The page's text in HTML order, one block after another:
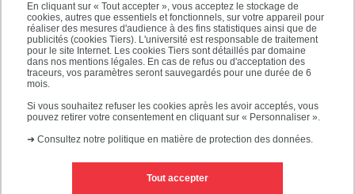
En cliquant sur « Tout accepter », vous acceptez le stockage de
cookies, autres que essentiels et fonctionnels, sur votre appareil pour
réaliser des mesures d'audience à des fins statistiques ainsi que de
publicités (cookies Tiers). L'université est responsable de traitement
pour le site Internet. Les cookies Tiers sont détaillés par domaine
dans nos mentions légales. En cas de refus ou d'acceptation des
traceurs, vos paramètres seront sauvegardés pour une durée de 6
mois.
Si vous souhaitez refuser les cookies après les avoir acceptés, vous
pouvez retirer votre consentement en cliquant sur « Personnaliser ».
➜ Consultez notre politique en matière de protection des données.
Tout accepter
ACCÈS RAPIDES
SUIVEZ-NOUS